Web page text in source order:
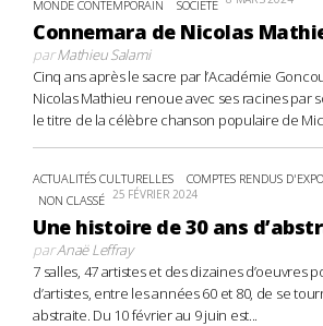
MONDE CONTEMPORAIN SOCIÉTÉ
Connemara de Nicolas
parMathieu Salami
Cinq ans après le sacre par l’Académie
Nicolas Mathieu renoue avec ses racines par
le titre de la célèbre chanson populaire de
ACTUALITÉS CULTURELLES COMPTES RENDUS
NON CLASSÉ 25 FÉVRIER 2024
Une histoire de 30 ans
parAnaë Leffray
7 salles, 47 artistes et des dizaines d’oeuvres
d’artistes, entre les années 60 et 80, de se
abstraite. Du 10 février au 9 juin est...